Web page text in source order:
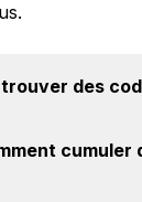
trouver des
si des
cumuler